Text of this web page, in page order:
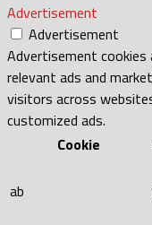
Advertisement
Advertisement
Advertisement
relevant ads and
visitors across
customized ads.
Cookie
ab